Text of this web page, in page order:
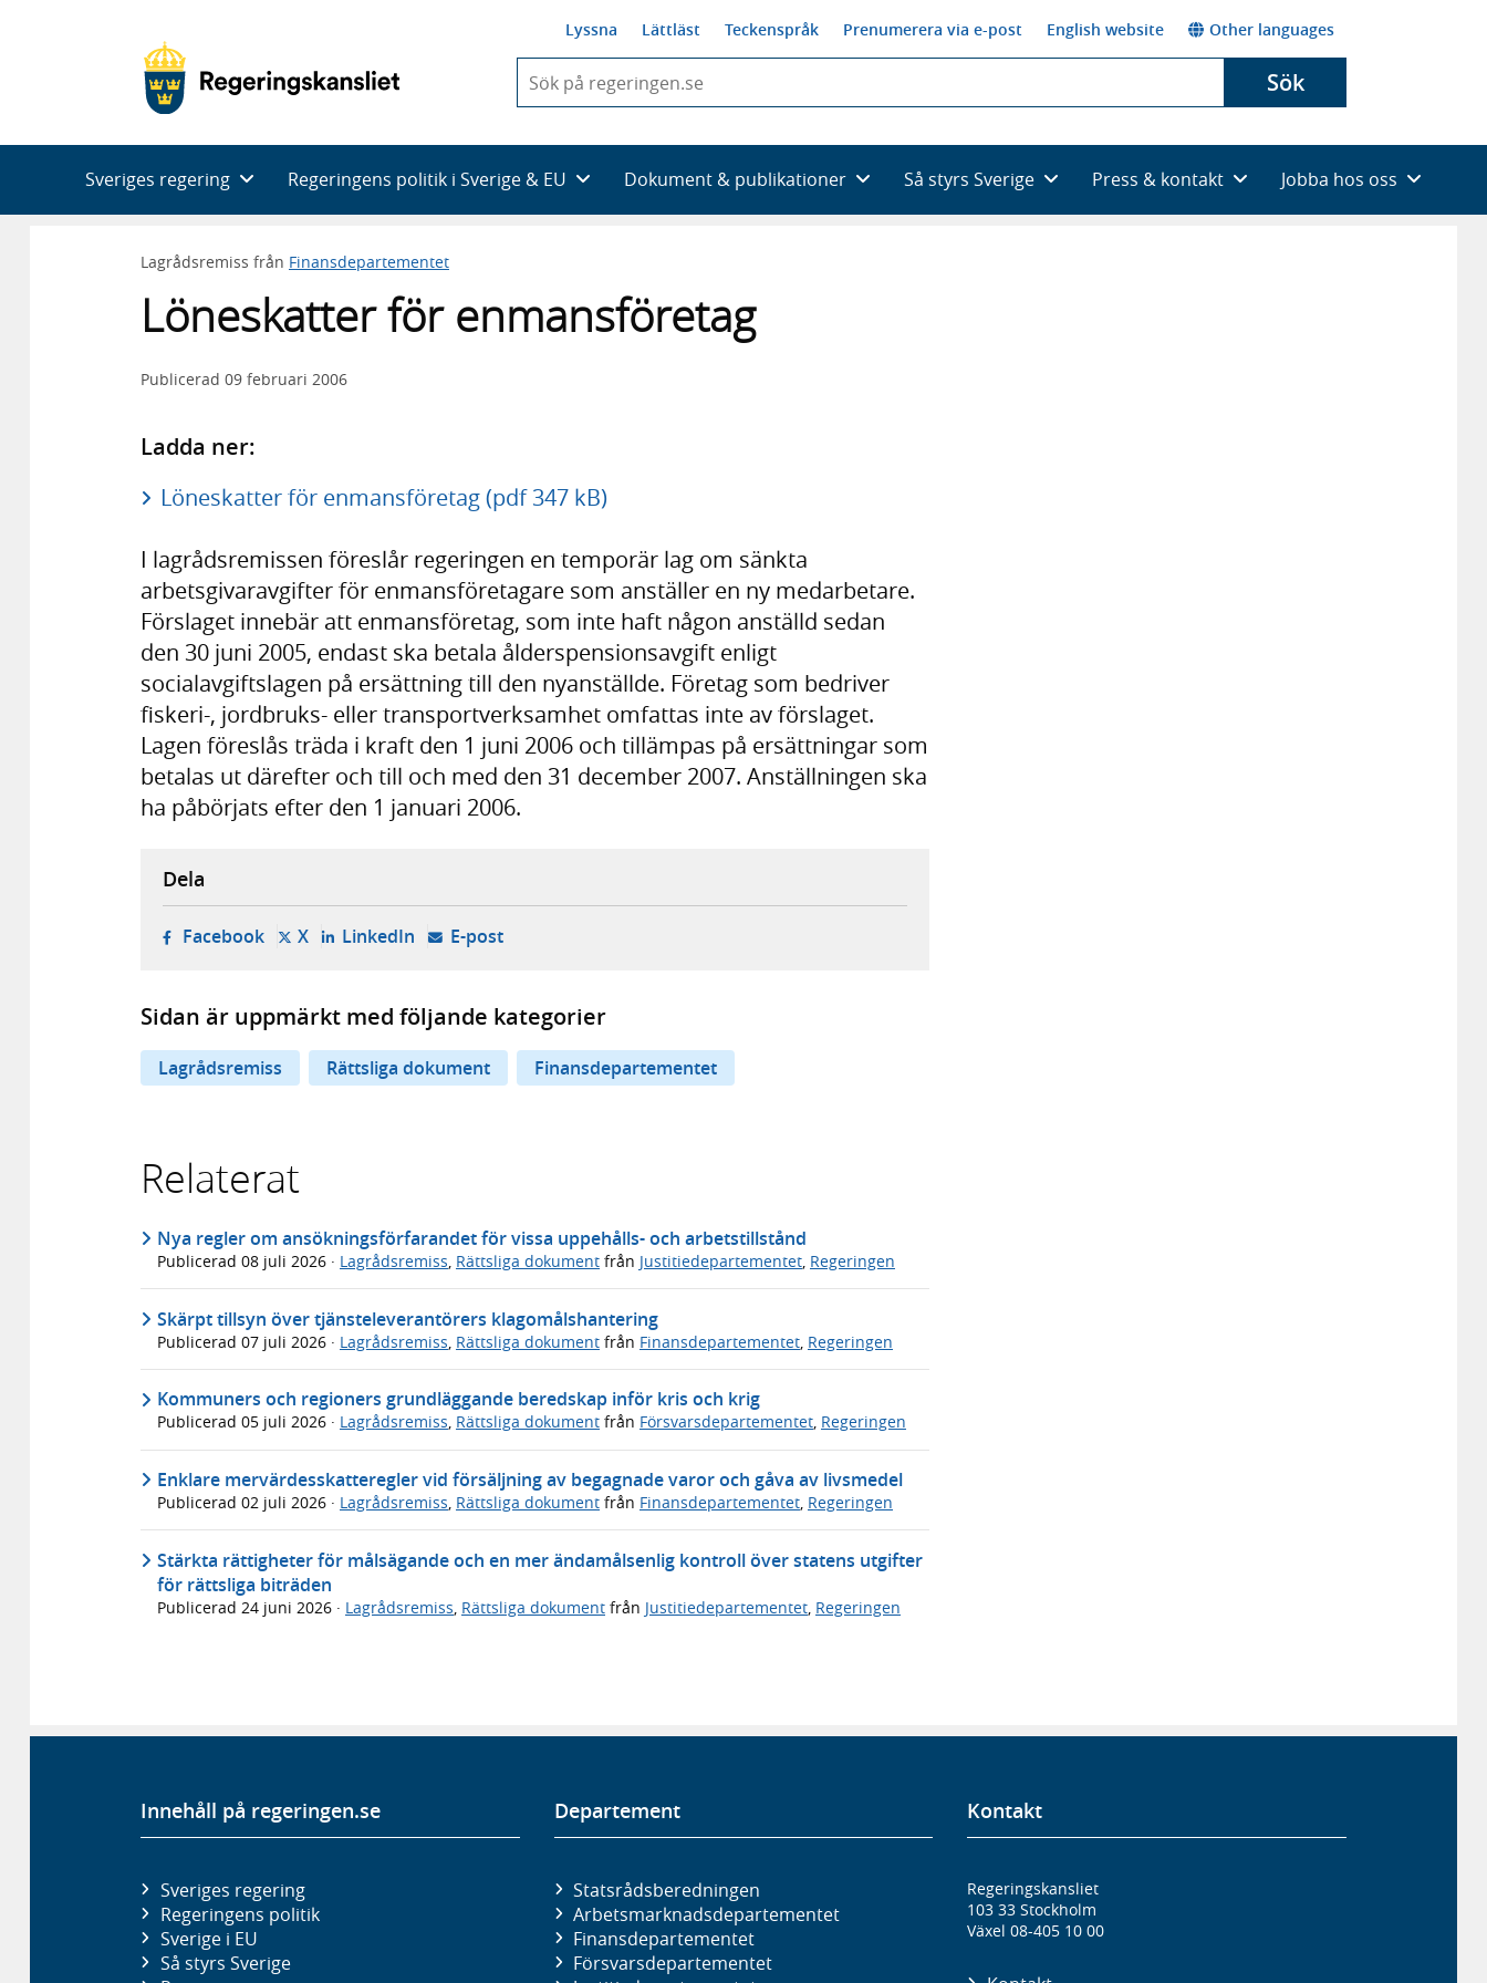
Lyssna Lättläst Teckenspråk Prenumerera via e-post English website Other languages
du
skriva
framträder
en
Sök
Sveriges regering Regeringens politik i Sverige & EU Dokument & publikationer Så styrs Sverige Press & kontakt Jobba hos oss
Lagrådsremiss från Finansdepartementet
Löneskatter för enmansföretag
Publicerad 09 februari 2006
Ladda ner:
Löneskatter för enmansföretag (pdf 347 kB)
I lagrådsremissen föreslår regeringen en temporär lag om sänkta
arbetsgivaravgifter för enmansföretagare som anställer en ny medarbetare.
Förslaget innebär att enmansföretag, som inte haft någon anställd sedan
den 30 juni 2005, endast ska betala ålderspensionsavgift enligt
socialavgiftslagen på ersättning till den nyanställde. Företag som bedriver
fiskeri-, jordbruks- eller transportverksamhet omfattas inte av förslaget.
Lagen föreslås träda i kraft den 1 juni 2006 och tillämpas på ersättningar som
betalas ut därefter och till och med den 31 december 2007. Anställningen ska
ha påbörjats efter den 1 januari 2006.
Dela
Facebook- öppnas i ny flik, extern webbplats,
X- öppnas i ny flik, extern webbplats,
LinkedIn- öppnas i ny flik, extern webbplats,
E-post- öppnar din e-postklient,
Sidan är uppmärkt med följande kategorier
Lagrådsremiss Rättsliga dokument Finansdepartementet
Relaterat
Nya regler om ansökningsförfarandet för vissa uppehålls- och arbetstillstånd
Publicerad 08 juli 2026 · Lagrådsremiss, Rättsliga dokument från Justitiedepartementet, Regeringen
Skärpt tillsyn över tjänsteleverantörers klagomålshantering
Publicerad 07 juli 2026 · Lagrådsremiss Rättsliga dokument från Finansdepartementet Regeringen
Kommuners och regioners grundläggande beredskap inför kris och krig
Publicerad 05 juli 2026 · Lagrådsremiss, Rättsliga dokument från Försvarsdepartementet, Regeringen
Enklare mervärdesskatteregler vid försäljning av begagnade varor och gåva av livsmedel
Publicerad 02 juli 2026 · Lagrådsremiss, Rättsliga dokument från Finansdepartementet, Regeringen
Stärkta rättigheter för målsägande och en mer ändamålsenlig kontroll över statens utgifter
för rättsliga biträden
Publicerad 24 juni 2026 · Lagrådsremiss Rättsliga dokument från Justitiedepartementet Regeringen
Innehåll på regeringen.se
Sveriges regering
Regeringens politik
Sverige i EU
Så styrs Sverige
Departement
Statsrådsberedningen
Arbetsmarknads­departementet
Finans­departementet
Försvars­departementet
Kontakt
Regeringskansliet
103 33 Stockholm
Växel 08-405 10 00